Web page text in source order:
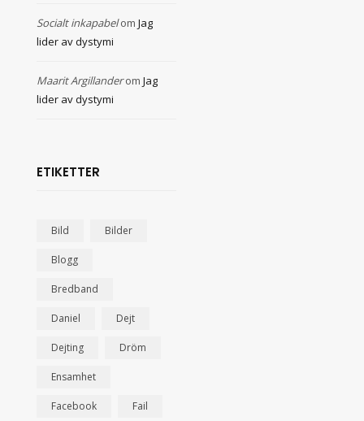
Socialt inkapabelom Jag
lider av dystymi
Maarit Argillanderom Jag
lider av dystymi
ETIKETTER
Bild Bilder
Blogg
Bredband
Daniel Dejt
Dejting Dröm
Ensamhet
Facebook Fail